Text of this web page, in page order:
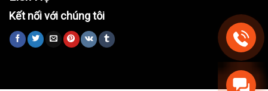
Kết nối với chúng tôi